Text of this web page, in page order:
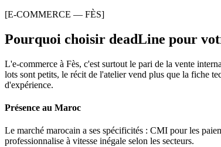
[E-COMMERCE — FÈS]
Pourquoi choisir deadLine pour
L'e-commerce à Fès, c'est surtout le pari de la vente
lots sont petits, le récit de l'atelier vend plus que la fiche
d'expérience.
Présence au Maroc
Le marché marocain a ses spécificités : CMI pour les
professionnalise à vitesse inégale selon les secteurs.